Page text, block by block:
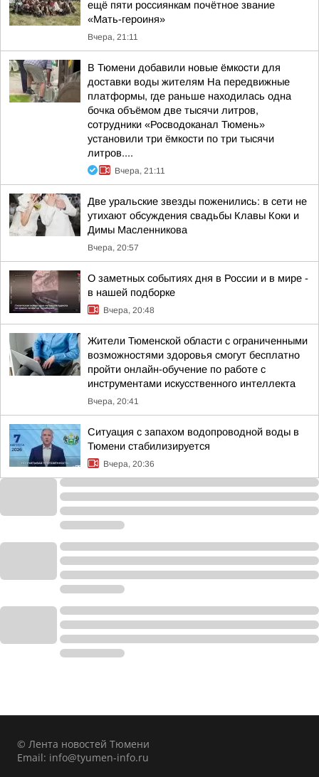
ещё пяти россиянкам почётное звание
«Мать-героиня»
Вчера, 21:11
В Тюмени добавили новые ёмкости для
доставки воды жителям На передвижные
платформы, где раньше находилась одна
бочка объёмом две тысячи литров,
сотрудники «Росводоканал Тюмень»
установили три ёмкости по три тысячи
литров....
Вчера, 21:11
Две уральские звезды поженились: в сети не
утихают обсуждения свадьбы Клавы Коки и
Димы Масленникова
Вчера, 20:57
О заметных событиях дня в России и в мире -
в нашей подборке
Вчера, 20:48
Жители Тюменской области с ограниченными
возможностями здоровья смогут бесплатно
пройти онлайн-обучение по работе с
инструментами искусственного интеллекта
Вчера, 20:41
Ситуация с запахом водопроводной воды в
Тюмени стабилизируется
Вчера, 20:36
© Лента новостей Тюмени
Email: info@tyumen-info.ru